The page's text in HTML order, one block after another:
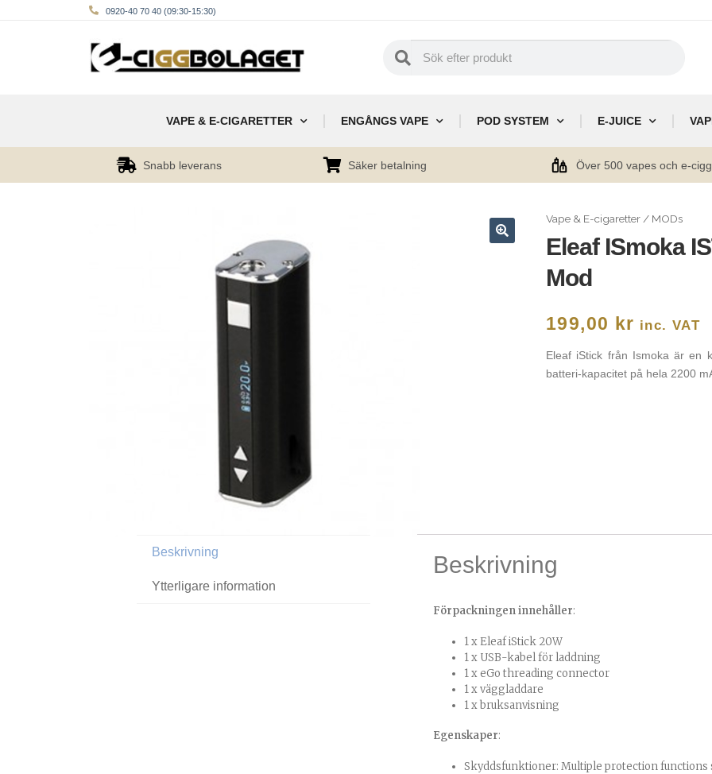
0920-40 70 40 (09:30-15:30)
VAPE & E-CIGARETTER ENGÅNGS VAPE POD SYSTEM E-JUICE
Snabb leverans Säker betalning Över 500 vapes och e-cigg
Vape & E-cigaretter/ MODs
Eleaf ISmoka
Mod
199,00 kr inc. VAT
Eleaf iStick från Ismoka är en
batteri-kapacitet på hela 2200
Beskrivning
Ytterligare information
Beskrivning
Förpackningen innehåller:
1 x Eleaf iStick 20W
1 x USB-kabel för laddning
1 x eGo threading connector
1 x väggladdare
1 x bruksanvisning
Egenskaper:
Skyddsfunktioner: Multiple protection functions